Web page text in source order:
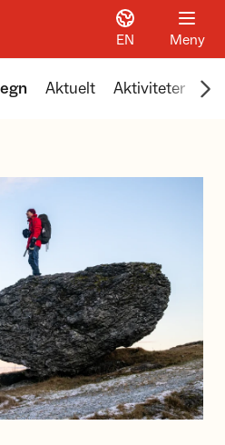
EN Meny
Aktuelt Aktiviteter